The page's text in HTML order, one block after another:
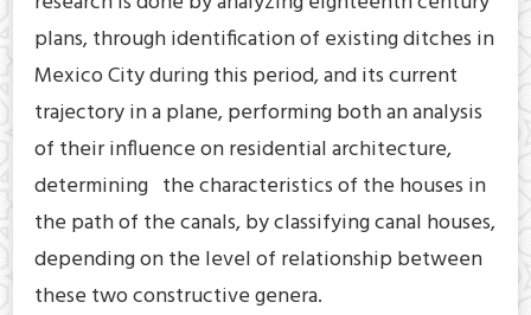
plans, through identification of existing ditches in
Mexico City during this period, and its current
trajectory in a plane, performing both an analysis
of their influence on residential architecture,
determining the characteristics of the houses in
the path of the canals, by classifying canal houses,
depending on the level of relationship between
these two constructive genera.